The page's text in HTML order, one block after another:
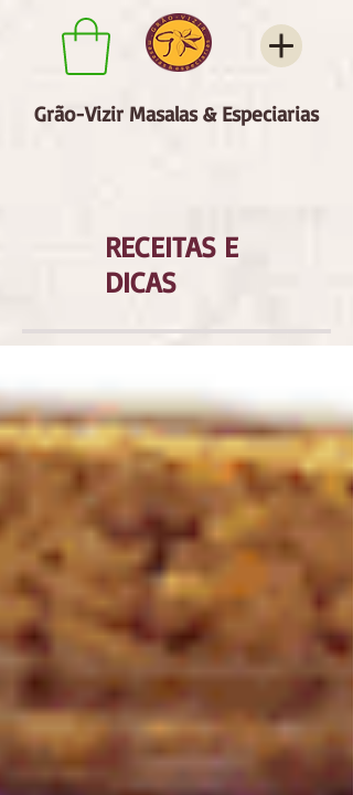
Grão-Vizir Masalas & Especiarias
RECEITAS E
DICAS